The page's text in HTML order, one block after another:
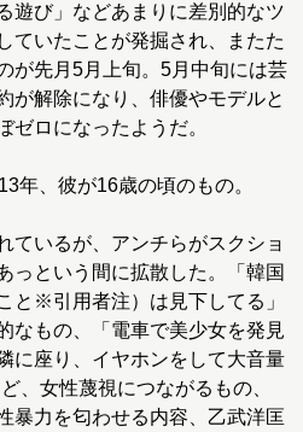
遊び」などあまりに差別的なツ
ていたことが発掘され、またた
が先月5月上旬。5月中旬には芸
が解除になり、俳優やモデルと
ゼロになったようだ。
年、彼が16歳の頃のもの。
ているが、アンチらがスクショ
っという間に拡散した。「韓国
と※引用者注）は見下してる」
なもの、「電車で美少女を発見
に座り、イヤホンをして大音量
、女性蔑視につながるもの、
暴力を匂わせる内容、乙武洋匡